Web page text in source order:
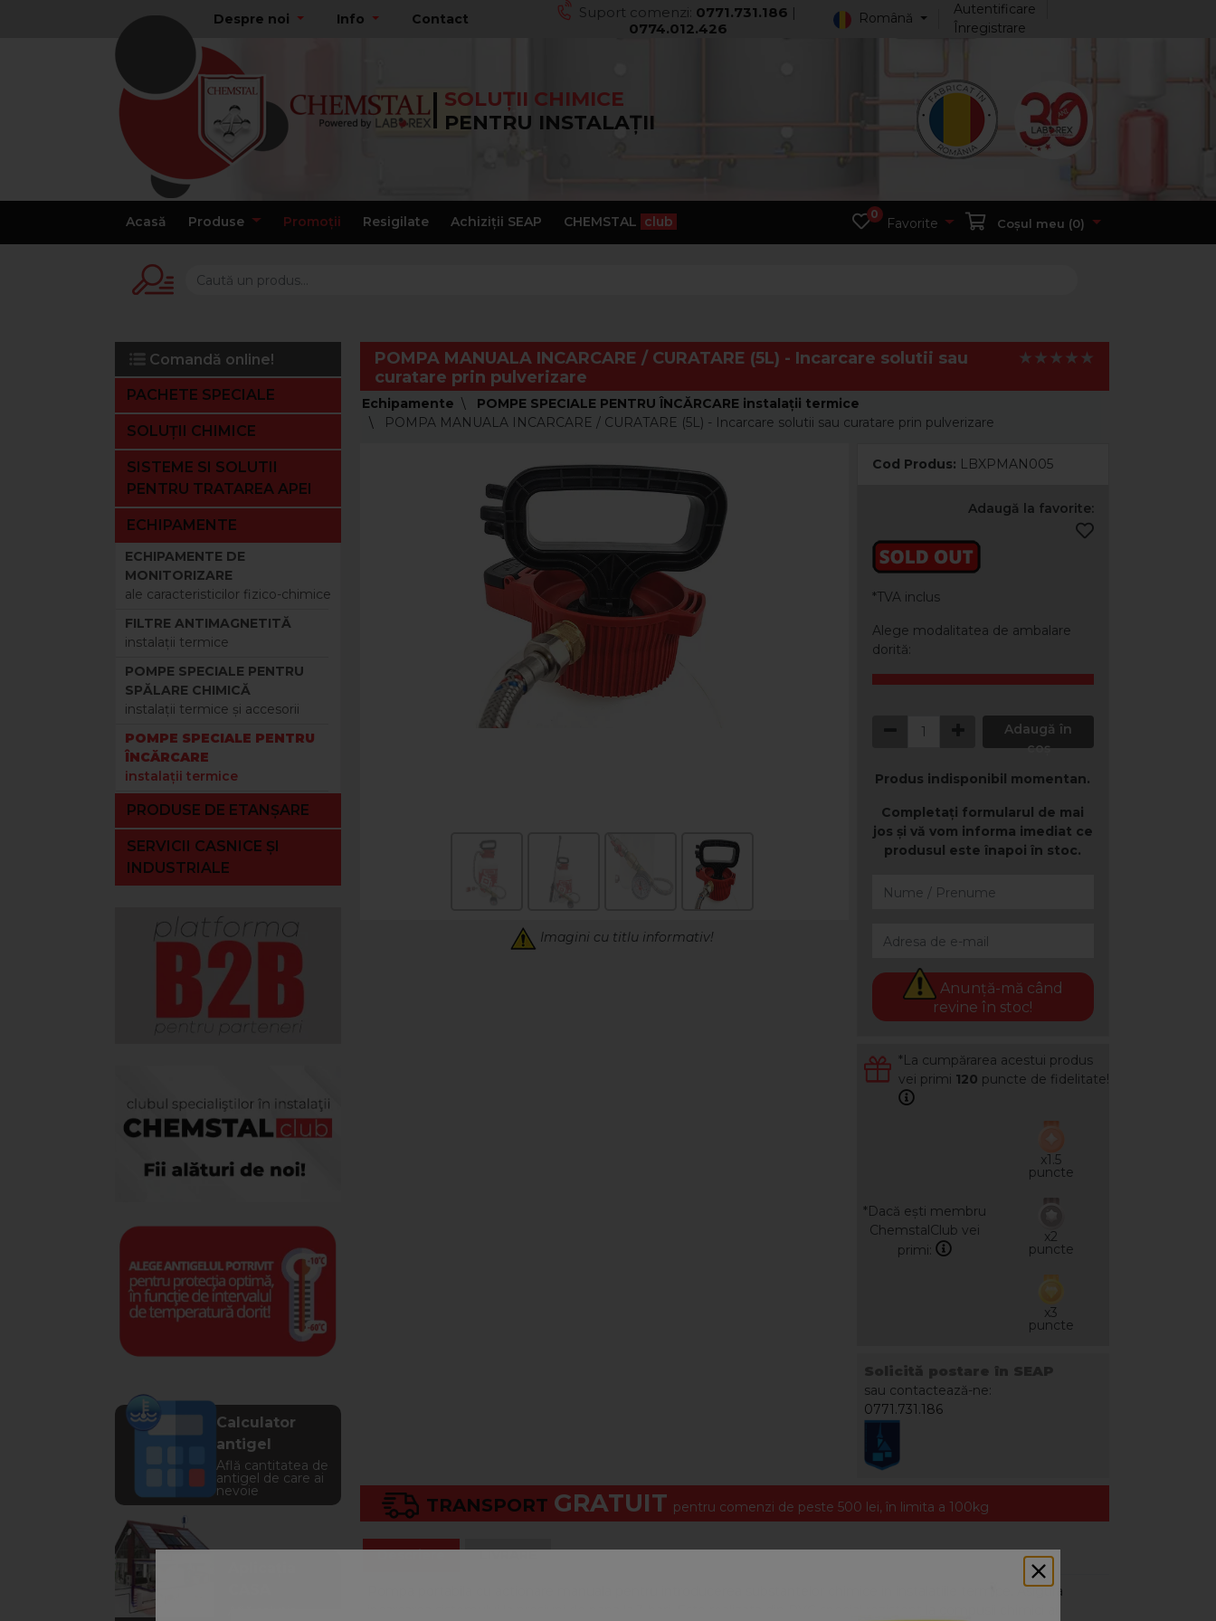
Despre noi Info Contact Suport comenzi: 0771.731.186 |
0774.012.426
Română
Autentificare
Înregistrare
SOLUȚII CHIMICE
PENTRU INSTALAȚII
Acasă Produse Promoții Resigilate Achiziții SEAP CHEMSTAL club 0
Favorite Coșul meu (0)
Comandă online!
PACHETE SPECIALE
SOLUȚII CHIMICE
SISTEME SI SOLUTII
PENTRU TRATAREA APEI
ECHIPAMENTE
ECHIPAMENTE DE
MONITORIZARE
ale caracteristicilor fizico-chimice
FILTRE ANTIMAGNETITĂ
instalaţii termice
POMPE SPECIALE PENTRU
SPĂLARE CHIMICĂ
instalaţii termice şi accesorii
POMPE SPECIALE PENTRU
ÎNCĂRCARE
instalaţii termice
PRODUSE DE ETANȘARE
SERVICII CASNICE ȘI
INDUSTRIALE
Calculator
antigel
Află cantitatea de
antigel de care ai
nevoie
POMPA MANUALA INCARCARE / CURATARE (5L) - Incarcare solutii sau
curatare prin pulverizare
Echipamente
POMPE SPECIALE PENTRU ÎNCĂRCARE instalaţii termice
POMPA MANUALA INCARCARE / CURATARE (5L) - Incarcare solutii sau curatare prin pulverizare
Imagini cu titlu informativ!
Cod Produs: LBXPMAN005
Adaugă la favorite:
*TVA inclus
Alege modalitatea de ambalare
dorită:
Adaugă în
coș
Produs indisponibil momentan.
Completați formularul de mai
jos și vă vom informa imediat ce
produsul este înapoi în stoc.
Anunță-mă când
revine în stoc!
*La cumpărarea acestui produs
vei primi 120 puncte de fidelitate!
*Dacă ești membru
ChemstalClub vei
primi:
x1.5
puncte
x2
puncte
x3
puncte
sau contactează-ne:
0771.731.186
TRANSPORT GRATUIT pentru comenzi de peste 500 lei, în limita a 100kg
Descriere LIVRARE
Pompa portabila cu actionare manuala pentru introducerea substantelor chimice in instalatiile termice. Asigura